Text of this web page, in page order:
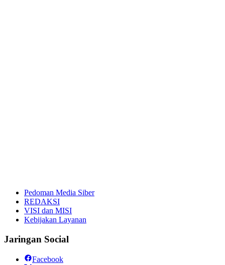
Pedoman Media Siber
REDAKSI
VISI dan MISI
Kebijakan Layanan
Jaringan Social
Facebook